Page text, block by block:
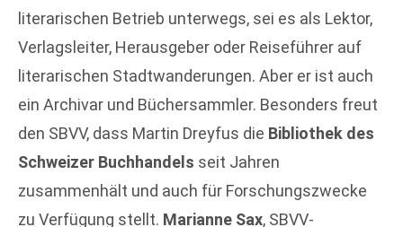
literarischen Betrieb unterwegs, sei es als Lektor,
Verlagsleiter, Herausgeber oder Reiseführer auf
literarischen Stadtwanderungen. Aber er ist auch
ein Archivar und Büchersammler. Besonders freut
den SBVV, dass Martin Dreyfus die Bibliothek des
Schweizer Buchhandels seit Jahren
zusammenhält und auch für Forschungszwecke
zu Verfügung stellt. Marianne Sax, SBVV-